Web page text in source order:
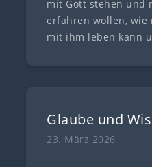
mit Gott stehen und
erfahren wollen, wie
mit ihm leben kann
Glaube und
23. März 2026